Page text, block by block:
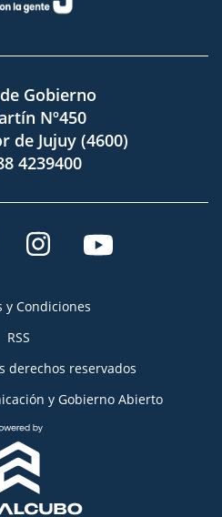
Gobierno
Nº450
de Jujuy (4600)
4239400
y Condiciones
RSS
derechos reservados
y Gobierno Abierto